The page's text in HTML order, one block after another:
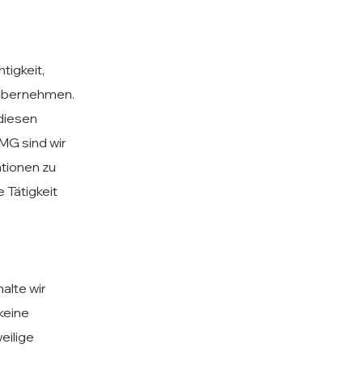
sind wir
zu
Tätigkeit
wir